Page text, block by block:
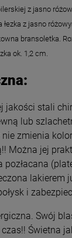
z jasno
łezka z jasno
bransoletka.
ok. 1,2 cm.
jakości stali
lub
zmienia
Można jej
pozłacana
lakierem
i
Swój
Świetna